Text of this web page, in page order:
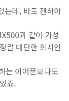
는데, 바로 젠하이
과 같이 가성
말 대단한 회사인
는 이어폰보다도
죠.